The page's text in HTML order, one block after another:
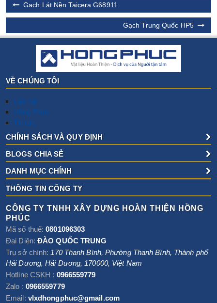
Gạch Lát Nền Taicera G68911
Gạch Trung Quốc HP5
VỀ CHÚNG TÔI
Liên hệ
Hồng Phúc
Tin tức
CHÍNH SÁCH VÀ QUY ĐỊNH
BLOGS CHIA SẺ
DANH MỤC CHÍNH
THÔNG TIN CÔNG TY
CÔNG TY TNHH XÂY DỰNG HOÀN THIỆN HỒNG
PHÚC
Mã số thuế:0801096303
Đại Diện: ĐÀO QUỐC TRUNG
Trụ sở chính: 170 Thanh Bình, Phường Thanh Bình, Thành phố
Hải Dương,Hải Dương, 170000, Việt Nam
Hotline CSKH : 0966559779
Zalo : 0966559779
Email: vlxdhongphuc@gmail.com